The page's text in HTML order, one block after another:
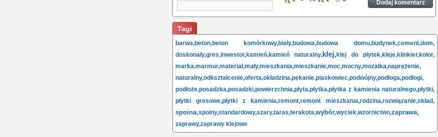
Tagi
barwa,beton,beton komórkowy,biały,budowa,budowa domu,budynek,cement,dom,
doskonały,gres,inwestor,kamień,kamień naturalny,klej,klej do płytek,kleje,klinkier,kolor,
marka,marmur,materiał,mały,mieszkania,mieszkanie,moc,mocny,mozaika,naprężenie,
naturalny,odkształcenie,oferta,okładzina,pękanie,piaskowiec,podwójny,podłoga,podłogi,
podłoże,posadzka,posadzki,powierzchnia,płyta,płytka,płytka z kamienia naturalnego,płytki,
płytki gresowe,płytki z kamienia,remont,remont mieszkania,rodzina,rozwiązanie,skład,
spoina,spoiny,standardowy,szary,taras,terakota,wybór,wyciek,wzornictwo,zaprawa,
zaprawy,zaprawy klejowe